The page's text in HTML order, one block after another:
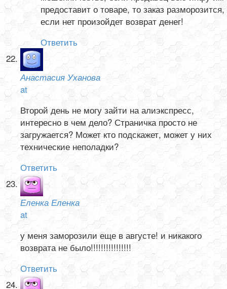
предоставит о товаре, то заказ разморозится,
если нет произойдет возврат денег!
Ответить
Анастасия Уханова
at
Второй день не могу зайти на алиэкспресс,
интересно в чем дело? Страничка просто не
загружается? Может кто подскажет, может у них
технические неполадки?
Ответить
Еленка Еленка
at
у меня заморозили еще в августе! и никакого
возврата не было!!!!!!!!!!!!!!!!
Ответить